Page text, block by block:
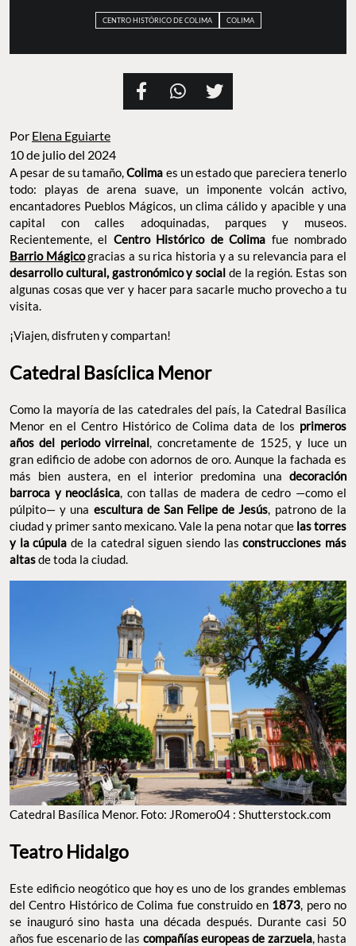
CENTRO HISTÓRICO DE COLIMA COLIMA
Por Elena Eguiarte
10 de julio del 2024
A pesar de su tamaño,Colima es un estado que pareciera tenerlo
todo: playas de arena suave, un imponente volcán activo,
encantadores Pueblos Mágicos, un clima cálido y apacible y una
capital con calles adoquinadas, parques y museos.
Recientemente, el Centro Histórico de Colima fue nombrado
Barrio Mágicogracias a su rica historia y a su relevancia para el
desarrollo cultural, gastronómico y social de la región. Estas son
algunas cosas que ver y hacer para sacarle mucho provecho a tu
visita.
¡Viajen, disfruten y compartan!
Catedral Basíclica Menor
Como la mayoría de las catedrales del país, la Catedral Basílica
Menor en el Centro Histórico de Colima data de los primeros
años del periodo virreinal, concretamente de 1525, y luce un
gran edificio de adobe con adornos de oro. Aunque la fachada es
más bien austera, en el interior predomina una decoración
barroca y neoclásica, con tallas de madera de cedro —como el
púlpito— y una escultura de San Felipe de Jesús, patrono de la
ciudad y primer santo mexicano. Vale la pena notar que las torres
y la cúpula de la catedral siguen siendo lasconstrucciones más
altasde toda la ciudad.
Catedral Basílica Menor. Foto: JRomero04 : Shutterstock.com
Teatro Hidalgo
Este edificio neogótico que hoy es uno de los grandes emblemas
del Centro Histórico de Colima fue construido en 1873, pero no
se inauguró sino hasta una década después. Durante casi 50
años fue escenario de las compañías europeas de zarzuela, hasta